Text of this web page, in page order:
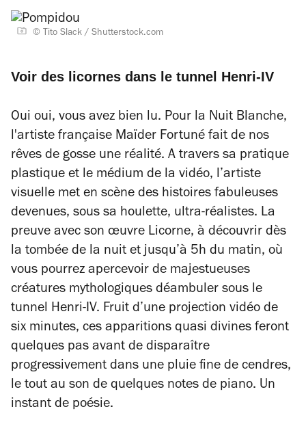
© Tito Slack / Shutterstock.com
Voir des licornes dans le tunnel Henri-IV
Oui oui, vous avez bien lu. Pour la Nuit Blanche,
l'artiste française Maïder Fortuné fait de nos
rêves de gosse une réalité. A travers sa pratique
plastique et le médium de la vidéo, l’artiste
visuelle met en scène des histoires fabuleuses
devenues, sous sa houlette, ultra-réalistes. La
preuve avec son œuvre Licorne, à découvrir dès
la tombée de la nuit et jusqu’à 5h du matin, où
vous pourrez apercevoir de majestueuses
créatures mythologiques déambuler sous le
tunnel Henri-IV. Fruit d’une projection vidéo de
six minutes, ces apparitions quasi divines feront
quelques pas avant de disparaître
progressivement dans une pluie fine de cendres,
le tout au son de quelques notes de piano. Un
instant de poésie.